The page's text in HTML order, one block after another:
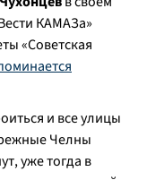
КАМАЗа»
«Советская
и все улицы
Челны
уже тогда в